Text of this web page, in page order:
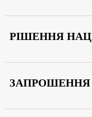
РІШЕННЯ
ЗАПРОШЕННЯ